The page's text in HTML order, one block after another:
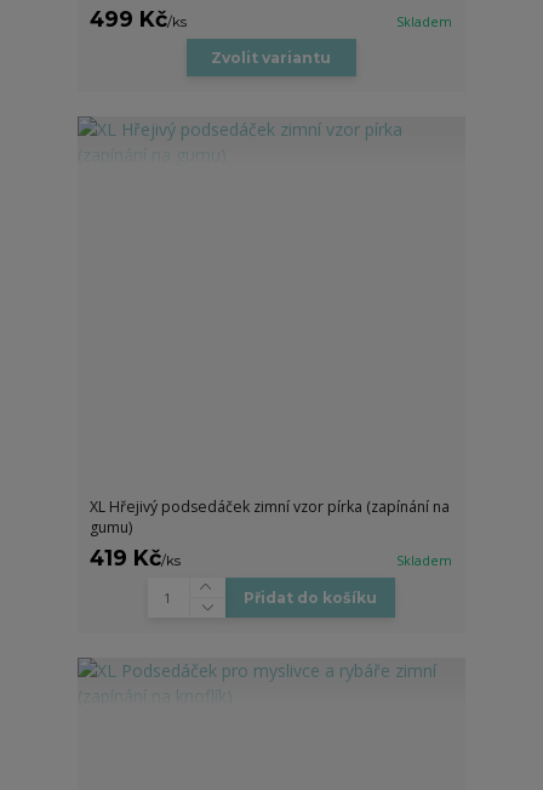
499 Kč/ks Skladem
Zvolit variantu
XL Hřejivý podsedáček zimní vzor pírka (zapínání na
gumu)
419 Kč/ks Skladem
Přidat do košíku